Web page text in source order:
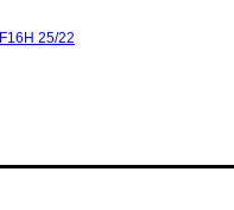
F16H 25/22